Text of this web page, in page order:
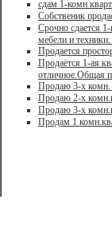
сдам 1-комн
Собственик
Срочно сдается
мебели и техники.
Продается
Продаётся 1-ая
отличное.Общая
Продаю 3-х комн.
Продаю 2-х
Продаю 3-х
Продам 1